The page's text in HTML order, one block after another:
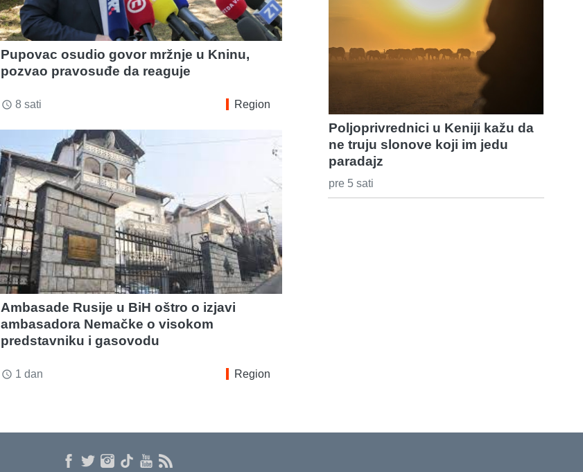
Pupovac osudio govor mržnje u Kninu,
pozvao pravosuđe da reaguje
access_time 8 sati Region
Ambasade Rusije u BiH oštro o izjavi
ambasadora Nemačke o visokom
predstavniku i gasovodu
access_time 1 dan Region
Poljoprivrednici u Keniji kažu da
ne truju slonove koji im jedu
paradajz
pre 5 sati